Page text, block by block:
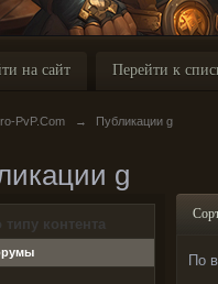
на сайт Перейти к
PvP.Com → Публикации g
g
типу контента
По